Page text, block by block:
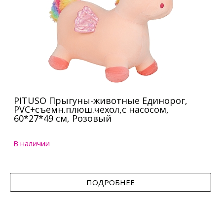
PITUSO Прыгуны-животные Единорог,
PVC+съемн.плюш.чехол,с насосом,
60*27*49 см, Розовый
В наличии
ПОДРОБНЕЕ